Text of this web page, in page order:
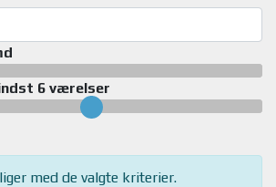
6 værelser
med de valgte kriterier.